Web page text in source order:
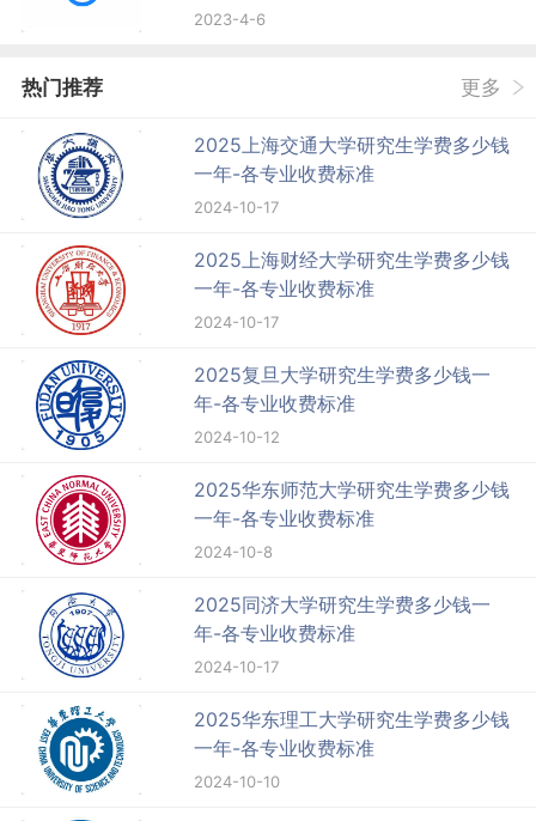
2023-4-6
热门推荐 更多
2025上海交通大学研究生学费多少钱
一年-各专业收费标准
2024-10-17
2025上海财经大学研究生学费多少钱
一年-各专业收费标准
2024-10-17
2025复旦大学研究生学费多少钱一
年-各专业收费标准
2024-10-12
2025华东师范大学研究生学费多少钱
一年-各专业收费标准
2024-10-8
2025同济大学研究生学费多少钱一
年-各专业收费标准
2024-10-17
2025华东理工大学研究生学费多少钱
一年-各专业收费标准
2024-10-10